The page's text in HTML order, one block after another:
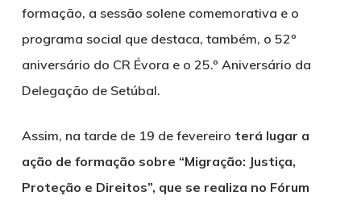
formação, a sessão solene comemorativa e o
programa social que destaca, também, o 52º
aniversário do CR Évora e o 25.º Aniversário da
Delegação de Setúbal.
Assim, na tarde de 19 de fevereiro terá lugar a
ação de formação sobre “Migração: Justiça,
Proteção e Direitos”, que se realiza no Fórum